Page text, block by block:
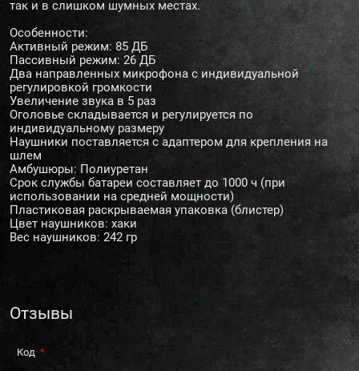
так и в слишком шумных местах.
Особенности:
Активный режим: 85 ДБ
Пассивный режим: 26 ДБ
Два направленных микрофона с индивидуальной
регулировкой громкости
Увеличение звука в 5 раз
Оголовье складывается и регулируется по
индивидуальному размеру
Наушники поставляется с адаптером для крепления на
шлем
Амбушюры: Полиуретан
Срок службы батареи составляет до 1000 ч (при
использовании на средней мощности)
Пластиковая раскрываемая упаковка (блистер)
Цвет наушников: хаки
Вес наушников: 242 гр
Отзывы
Код